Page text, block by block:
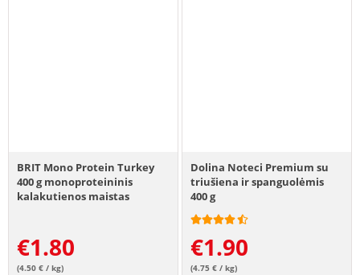
BRIT Mono Protein Turkey
400 g monoproteininis
kalakutienos maistas
€1.80
(4.50 € / kg)
Dolina Noteci Premium su
triušiena ir spanguolėmis
400 g
€1.90
(4.75 € / kg)